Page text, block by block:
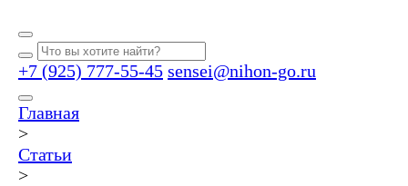
+7 (925) 777-55-45 sensei@nihon-go.ru
Главная
>
Статьи
>